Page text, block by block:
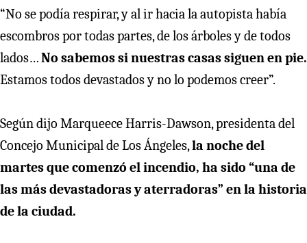
“No se podía respirar, y al ir hacia la autopista había
escombros por todas partes, de los árboles y de todos
lados…No sabemos si nuestras casas siguen en pie.
Estamos todos devastados y no lo podemos creer”.
Según dijo Marqueece Harris-Dawson, presidenta del
Concejo Municipal de Los Ángeles,la noche del
martes que comenzó el incendio, ha sido “una de
las más devastadoras y aterradoras” en la historia
de la ciudad.